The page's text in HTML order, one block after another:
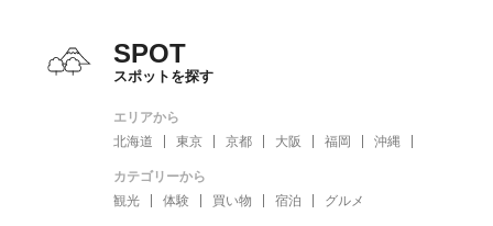
SPOT
スポットを探す
エリアから
北海道
東京 京都 大阪 福岡 沖縄
カテゴリーから
観光
体験 買い物 宿泊 グルメ